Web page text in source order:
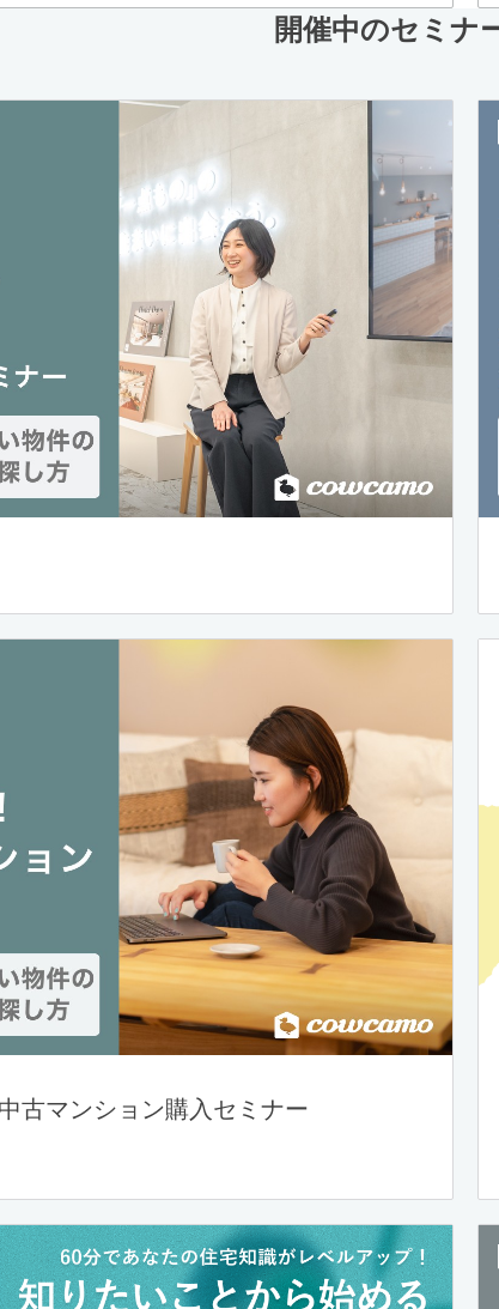
開催中のセミナ
古マンション購入セミナー